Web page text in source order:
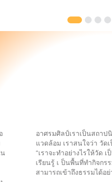
อาศรมศิลป์เราเป็นสถาปนิกที่
แวดล้อม เราสนใจว่า วัดเป็น
“เราจะทำอย่างไรให้วัด เป็น
เรียนรู้ เ ป็นพื้นที่ทำกิจกรรม แ
สามารถเข้าถึงธรรมได้อย่าง